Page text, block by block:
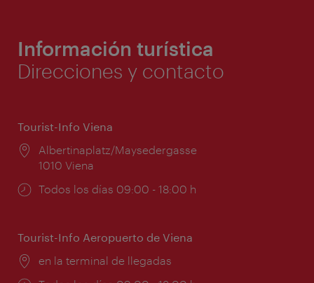
Información turística
Direcciones y contacto
Tourist-Info Viena
Lugar:
Albertinaplatz/Maysedergasse
1010 Viena
Horarios
Todos los días 09:00 - 18:00 h
Tourist-Info Aeropuerto de Viena
Lugar:
en la terminal de llegadas